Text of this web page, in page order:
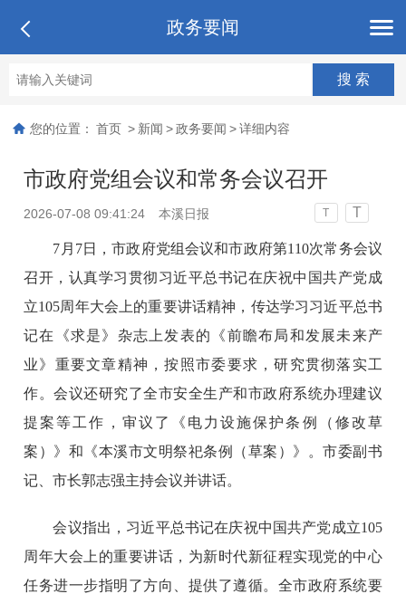
政务要闻
您的位置： 首页 > 新闻 > 政务要闻 > 详细内容
市政府党组会议和常务会议召开
2026-07-08 09:41:24 本溪日报 T T
7月7日，市政府党组会议和市政府第110次常务会议
召开，认真学习贯彻习近平总书记在庆祝中国共产党成
立105周年大会上的重要讲话精神，传达学习习近平总书
记在《求是》杂志上发表的《前瞻布局和发展未来产
业》重要文章精神，按照市委要求，研究贯彻落实工
作。会议还研究了全市安全生产和市政府系统办理建议
提案等工作，审议了《电力设施保护条例（修改草
案）》和《本溪市文明祭祀条例（草案）》。市委副书
记、市长郭志强主持会议并讲话。
会议指出，习近平总书记在庆祝中国共产党成立105
周年大会上的重要讲话，为新时代新征程实现党的中心
任务进一步指明了方向、提供了遵循。全市政府系统要